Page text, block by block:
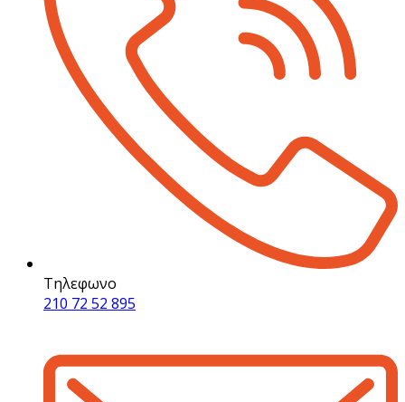
Τηλεφωνο
210 72 52 895